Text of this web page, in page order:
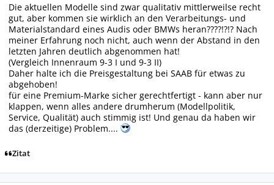
Die aktuellen Modelle sind zwar qualitativ mittlerweilse recht
gut, aber kommen sie wirklich an den Verarbeitungs- und
Materialstandard eines Audis oder BMWs heran????!?!? Nach
meiner Erfahrung noch nicht, auch wenn der Abstand in den
letzten Jahren deutlich abgenommen hat!
(Vergleich Innenraum 9-3 I und 9-3 II)
Daher halte ich die Preisgestaltung bei SAAB für etwas zu
abgehoben!
für eine Premium-Marke sicher gerechtfertigt - kann aber nur
klappen, wenn alles andere drumherum (Modellpolitik,
Service, Qualität) auch stimmig ist! Und genau da haben wir
das (derzeitige) Problem....
Zitat